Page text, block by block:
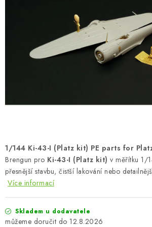
BARVY A POMŮCKY
PUBLIKACE
O nás Moje objednávka Kontakty
Obchodní podmínky
Podmínky ochrany
Reklamační řád
FAQ
Výstavy 2026
1/144 Ki-43-I (Platz kit) PE parts for
Brengun pro Ki-43-I (Platz kit) v měřítku 1/
přesnější stavbu, čistší lakování nebo
Více informací
Skladem u dodavatele
12.8.2026